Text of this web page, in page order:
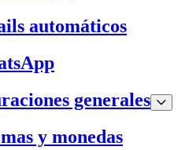
automáticos
generales
y monedas